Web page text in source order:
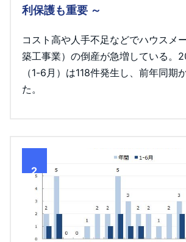
利保護も重要 ～
コスト高や人手不足などでハウスメ
築工事業）の倒産が急増している。
（1-6月）は118件発生し、前年同期
た。
2